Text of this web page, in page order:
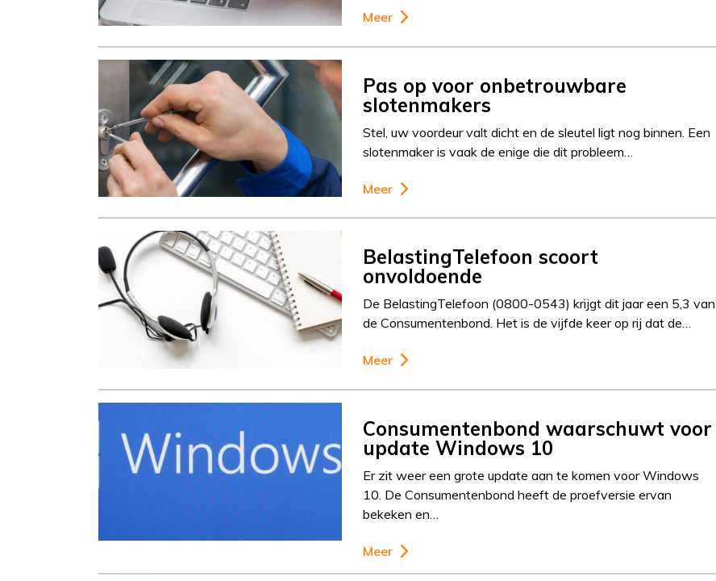
Meer
Pas op voor onbetrouwbare
slotenmakers
Stel, uw voordeur valt dicht en de sleutel ligt nog binnen. Een
slotenmaker is vaak de enige die dit probleem…
Meer
BelastingTelefoon scoort
onvoldoende
De BelastingTelefoon (0800-0543) krijgt dit jaar een 5,3 van
de Consumentenbond. Het is de vijfde keer op rij dat de…
Meer
Consumentenbond waarschuwt voor
update Windows 10
Er zit weer een grote update aan te komen voor Windows
10. De Consumentenbond heeft de proefversie ervan
bekeken en…
Meer